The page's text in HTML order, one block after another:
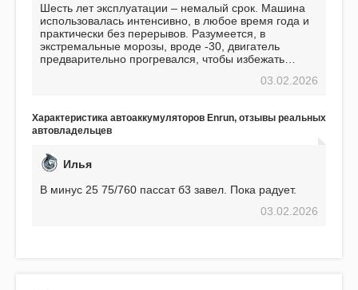
Шесть лет эксплуатации – немалый срок. Машина
использовалась интенсивно, в любое время года и
практически без перерывов. Разумеется, в
экстремальные морозы, вроде -30, двигатель
предварительно прогревался, чтобы избежать
использования не было ни единой поломки,
EFB 75. Судя по характеристикам, он даже
превосходит предыдущую модель.
03.02.2026
Характеристика автоаккумуляторов Enrun, отзывы реальных
автовладельцев
Илья
В минус 25 75/760 пассат б3 завел. Пока радует.
03.02.2026